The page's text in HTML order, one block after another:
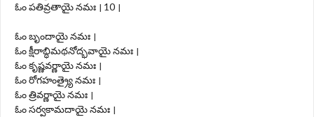
ఓం పతివ్రతాయై నమః । 10 ।
ఓం బృందాయై నమః ।
ఓం క్షీరాబ్ధిమథనోద్భవాయై నమః ।
ఓం కృష్ణవర్ణాయై నమః ।
ఓం రోగహంత్ర్యై నమః ।
ఓం త్రివర్ణాయై నమః ।
ఓం సర్వకామదాయై నమః ।